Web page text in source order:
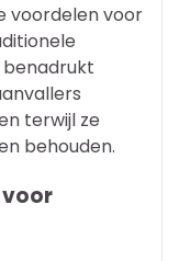
voordelen voor
terwijl ze
behouden.